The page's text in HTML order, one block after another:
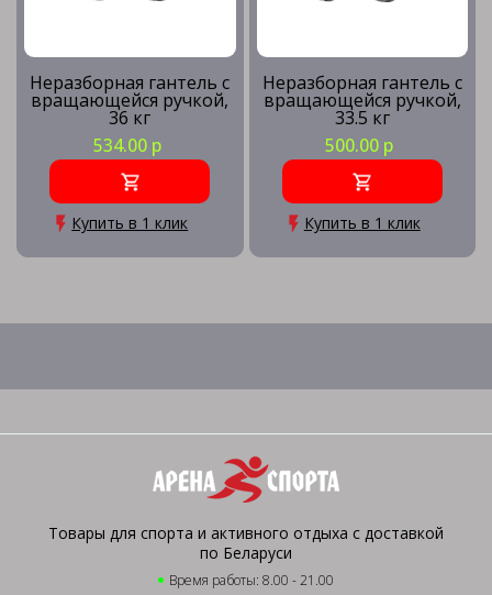
Неразборная гантель c
вращающейся ручкой,
36 кг
534.00 р
Купить в 1 клик
Неразборная гантель c
вращающейся ручкой,
33.5 кг
500.00 р
Купить в 1 клик
Товары для спорта и активного отдыха с доставкой
по Беларуси
Время работы: 8.00 - 21.00